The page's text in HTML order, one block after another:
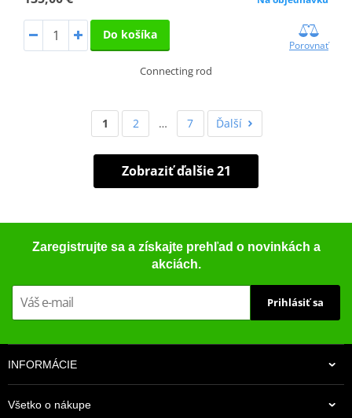
Do košíka
Porovnať
Connecting rod
1 2 … 7 Ďalší
Zobraziť ďalšie 21
Zaregistrujte sa a získajte prehľad o novinkách a
akciách.
Prihlásiť sa
INFORMÁCIE
Všetko o nákupe